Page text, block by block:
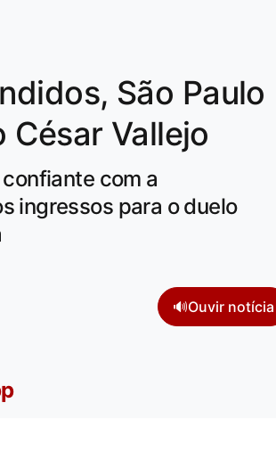
São Paulo
Vallejo
com a
ingressos para o duelo
🔊Ouvir notícia